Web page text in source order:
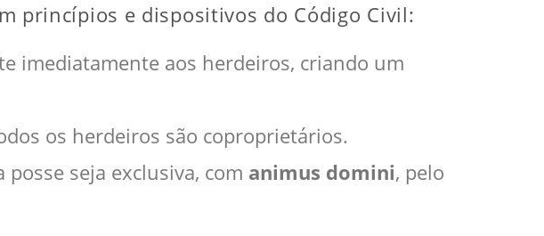
princípios e dispositivos do Código Civil:
imediatamente aos herdeiros, criando um
os herdeiros são coproprietários.
posse seja exclusiva, com animus domini, pelo